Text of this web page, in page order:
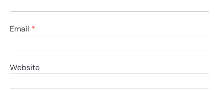
Email *
Website